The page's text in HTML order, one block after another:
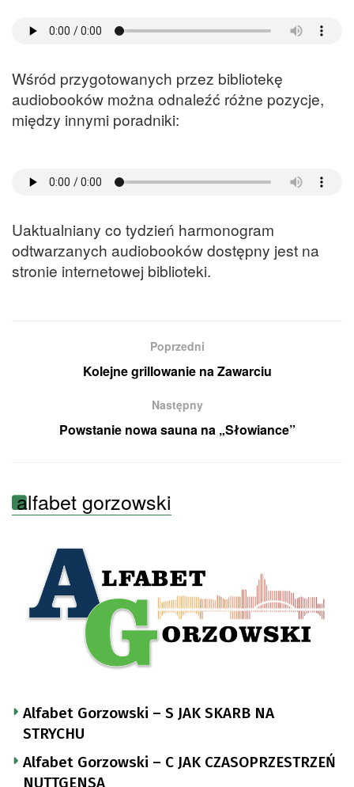
Wśród przygotowanych przez bibliotekę
audiobooków można odnaleźć różne pozycje,
między innymi poradniki:
Uaktualniany co tydzień harmonogram
odtwarzanych audiobooków dostępny jest na
stronie internetowej biblioteki.
Poprzedni
Kolejne grillowanie na Zawarciu
Następny
Powstanie nowa sauna na „Słowiance”
alfabet gorzowski
Alfabet Gorzowski – S JAK SKARB NA
STRYCHU
Alfabet Gorzowski – C JAK CZASOPRZESTRZEŃ
NUTTGENSA